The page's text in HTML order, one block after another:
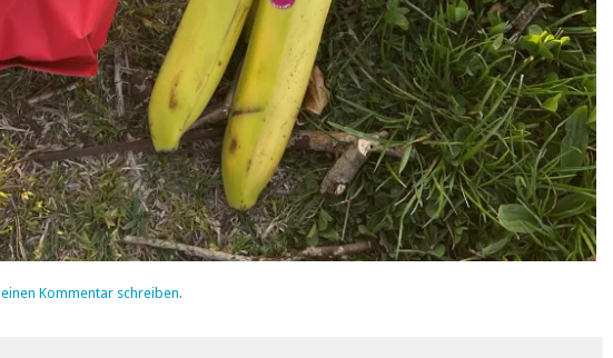
einen Kommentar schreiben.